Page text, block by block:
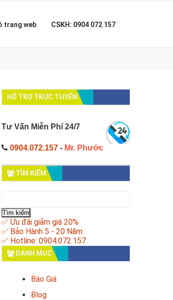
trang web CSKH: 0904 072 157
HỔ TRỢ TRỰC TUYẾN
Tư Vấn Miễn Phí 24/7
0904.072.157- Mr. Phước
TÌM KIẾM
cho:
✅ Ưu đãi giảm giá 20%
✅ Bảo Hành 5 - 20 Năm
✅ Hotline: 0904.072.157
DANH MỤC
Báo Giá
Blog